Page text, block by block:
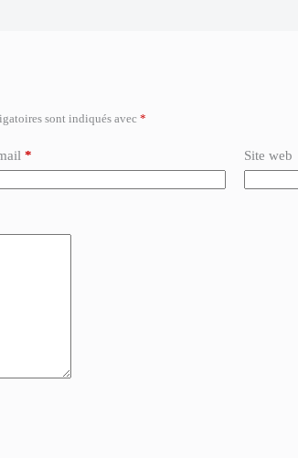
sont indiqués avec *
* Site web